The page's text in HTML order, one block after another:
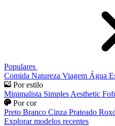
Populares
Comida Natureza Viagem Água
Por estilo
Minimalista Simples Aesthetic
Por cor
Preto Branco Cinza Prateado
Explorar modelos recentes